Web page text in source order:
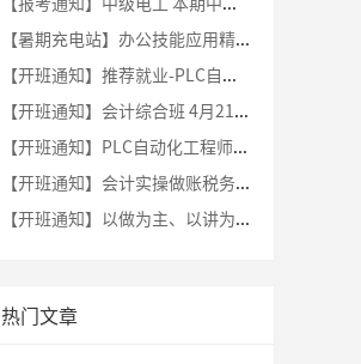
【暑期充电站】办公技能应用精英班 —— 解锁职场高效秘籍！
【开班通知】推荐就业-PLC自动化工程师8月11日（周日）新班开课啦！
【开班通知】会计综合班 4月21日（周日）新班开课
【开班通知】PLC自动化工程师3月24日（周日）新班开课啦！
【开班通知】会计实操做账税务班 4月23日（周日）新班开课
【开班通知】以做为主、以讲为辅 | PLC工程师新班开课啦！
热门文章